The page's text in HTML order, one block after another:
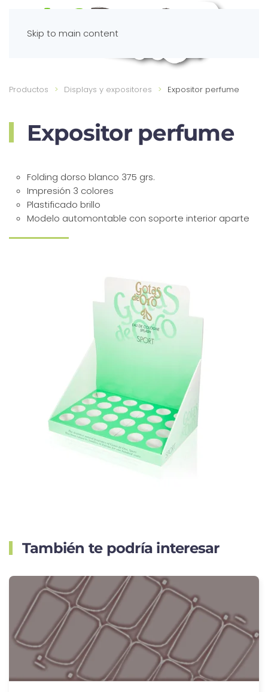
Skip to main content
Productos Displays y expositores Expositor perfume
Expositor perfume
Folding dorso blanco 375 grs.
Impresión 3 colores
Plastificado brillo
Modelo automontable con soporte interior aparte
También te podría interesar